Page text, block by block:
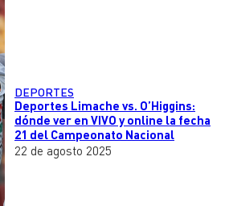
Opinión
DEPORTES
Deportes Limache vs. O’Higgins:
dónde ver en VIVO y online la fecha
21 del Campeonato Nacional
22 de agosto 2025